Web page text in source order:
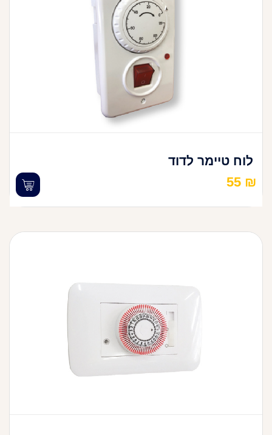
לוח טיימר לדוד
55 ₪